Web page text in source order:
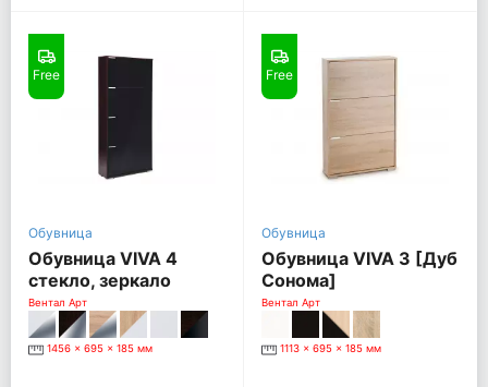
Free
Обувница
Обувница VIVA 4
стекло, зеркало
[Венге / Черный
глянец]
Вентал Арт
1456 x 695 x 185 мм
Free
Обувница
Обувница VIVA 3 [Дуб
Сонома]
Вентал Арт
1113 x 695 x 185 мм